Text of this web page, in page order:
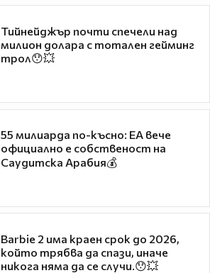
Тийнейджър почти спечели над
милион долара с тотален гейминг
трол😯💥
55 милиарда по-късно: EA вече
официално е собственост на
Саудитска Арабия💰
Barbie 2 има краен срок до 2026,
който трябва да спази, иначе
никога няма да се случи.😯💥